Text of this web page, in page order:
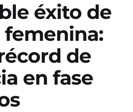
éxito de
femenina:
de
en fase